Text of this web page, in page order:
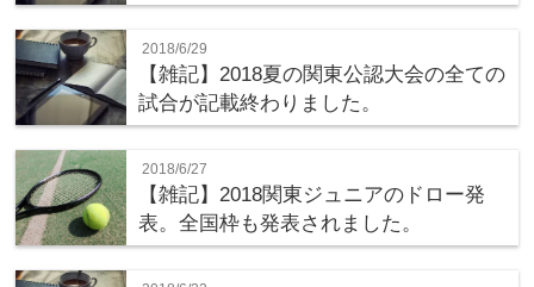
2018/6/29
【雑記】2018夏の関東公認大会の全ての
試合が記載終わりました。
2018/6/27
【雑記】2018関東ジュニアのドロー発
表。全国枠も発表されました。